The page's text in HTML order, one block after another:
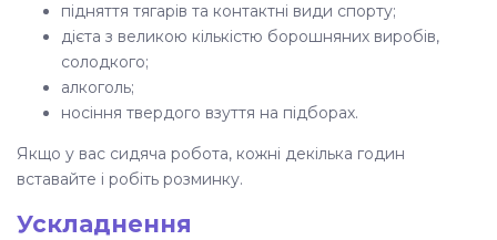
підняття тягарів та контактні види спорту;
дієта з великою кількістю борошняних виробів,
солодкого;
алкоголь;
носіння твердого взуття на підборах.
Якщо у вас сидяча робота, кожні декілька годин
вставайте і робіть розминку.
Ускладнення